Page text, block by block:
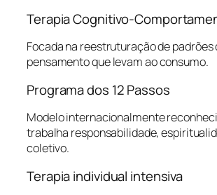
Terapia Cognitivo-
Focada na reestruturação de padrões
pensamento que levam ao consumo.
Programa dos 12 Passos
Modelo internacionalmente
trabalha responsabilidade,
coletivo.
Terapia individual intensiva